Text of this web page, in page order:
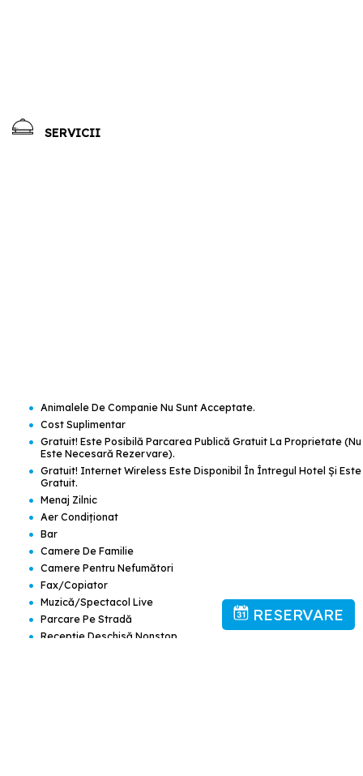
RESERVARE
SERVICII
• Animalele De Companie Nu Sunt Acceptate.
• Cost Suplimentar
• Gratuit! Este Posibilă Parcarea Publică Gratuit La Proprietate (nu
Este Necesară Rezervare).
• Gratuit! Internet Wireless Este Disponibil În Întregul Hotel Şi Este
Gratuit.
• Menaj Zilnic
• Aer Condiţionat
• Bar
• Camere De Familie
• Camere Pentru Nefumători
• Fax/copiator
• Muzică/spectacol Live
• Parcare Pe Stradă
• Recepţie Deschisă Nonstop